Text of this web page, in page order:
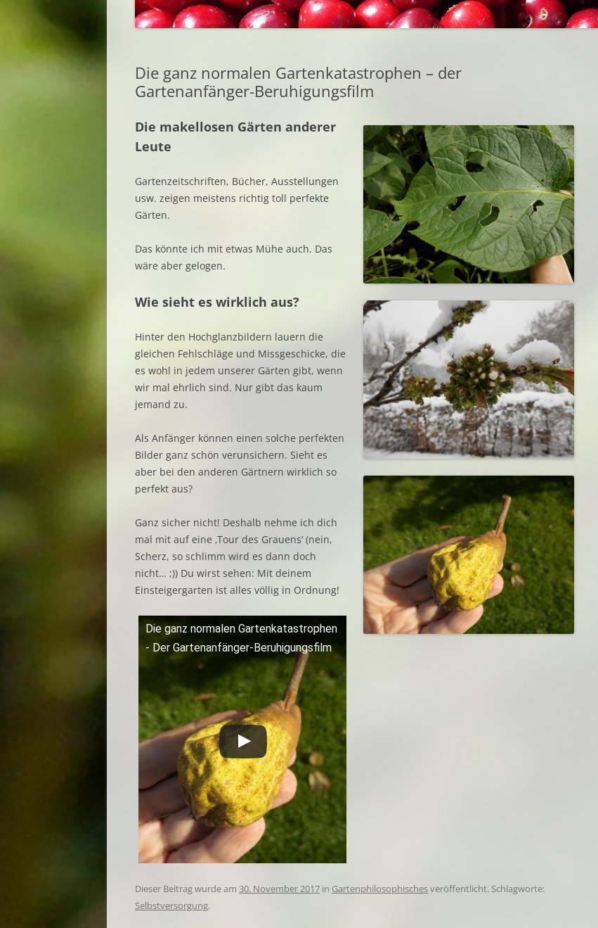
BEZUGSQUELLEN
Die ganz normalen Gartenkatastrophen – der
Gartenanfänger-Beruhigungsfilm
Die makellosen Gärten anderer
Leute
Gartenzeitschriften, Bücher, Ausstellungen
usw. zeigen meistens richtig toll perfekte
Gärten.
Das könnte ich mit etwas Mühe auch. Das
wäre aber gelogen.
Wie sieht es wirklich aus?
Hinter den Hochglanzbildern lauern die
gleichen Fehlschläge und Missgeschicke, die
es wohl in jedem unserer Gärten gibt, wenn
wir mal ehrlich sind. Nur gibt das kaum
jemand zu.
Als Anfänger können einen solche perfekten
Bilder ganz schön verunsichern. Sieht es
aber bei den anderen Gärtnern wirklich so
perfekt aus?
Ganz sicher nicht! Deshalb nehme ich dich
mal mit auf eine ‚Tour des Grauens‘ (nein,
Scherz, so schlimm wird es dann doch
nicht… ;)) Du wirst sehen: Mit deinem
Einsteigergarten ist alles völlig in Ordnung!
Die ganz normalen Gartenkatastrophen
- Der Gartenanfänger-Beruhigungsfilm
Dieser Beitrag wurde am 30. November 2017 in Gartenphilosophischesveröffentlicht. Schlagworte:
Selbstversorgung.